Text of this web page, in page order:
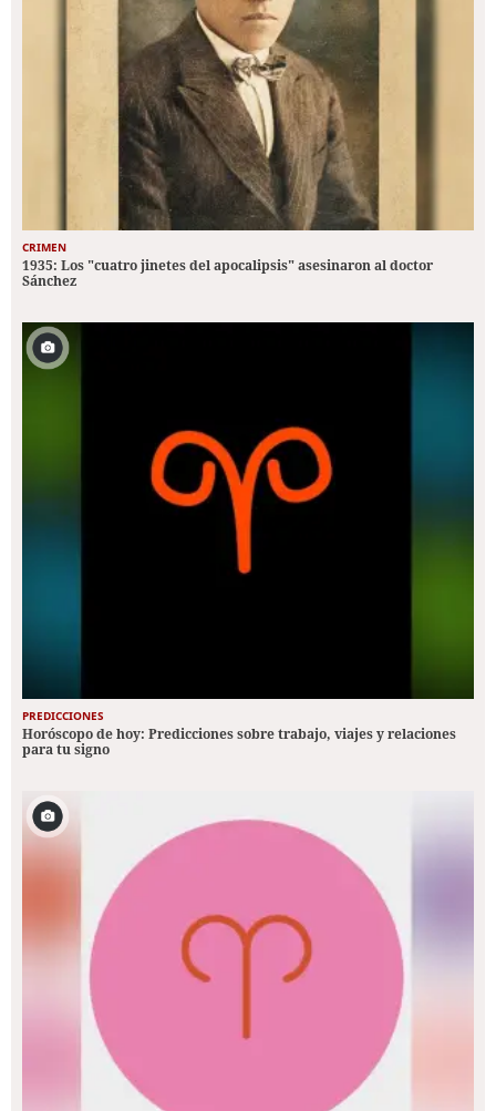
CRIMEN
1935: Los "cuatro jinetes del apocalipsis" asesinaron al doctor
Sánchez
PREDICCIONES
Horóscopo de hoy: Predicciones sobre trabajo, viajes y relaciones
para tu signo